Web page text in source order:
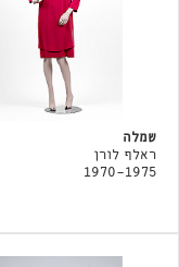
שמלה
ראלף לורן
1970-1975